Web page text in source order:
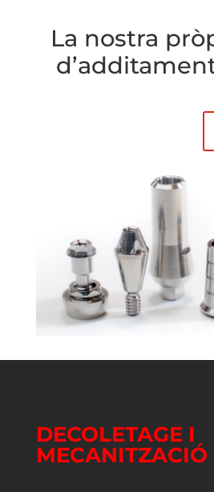
La nostra
DECOLETAGE I
MECANITZACIÓ